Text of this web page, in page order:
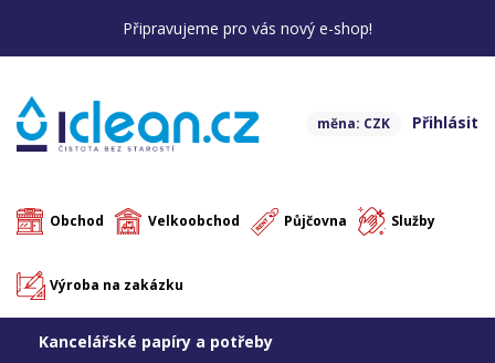
Připravujeme pro vás nový e-shop!
Přihlásit
měna: CZK
Obchod Velkoobchod Půjčovna Služby
Výroba na zakázku
Kancelářské papíry a potřeby